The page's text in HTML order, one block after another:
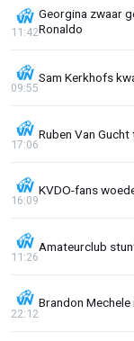
Georgina zwaar
Ronaldo
11:42
Sam Kerkhofs
09:55
Ruben Van
17:06
KVDO-fans
16:09
Amateurclub
11:26
Brandon
22:12